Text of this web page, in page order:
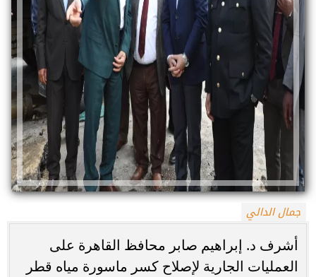
جمال الدالي
أشرف د. إبراهيم صابر محافظ القاهرة على
العمليات الجارية لإصلاح كسر ماسورة مياه قطر